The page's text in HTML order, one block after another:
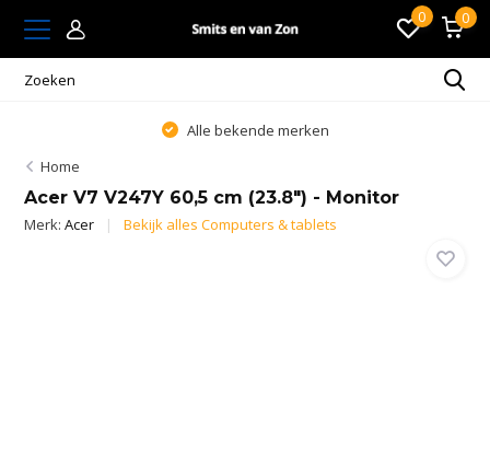
0 0
Alle bekende merken
Home
Acer V7 V247Y 60,5 cm (23.8") - Monitor
Merk:Acer Bekijk alles Computers & tablets